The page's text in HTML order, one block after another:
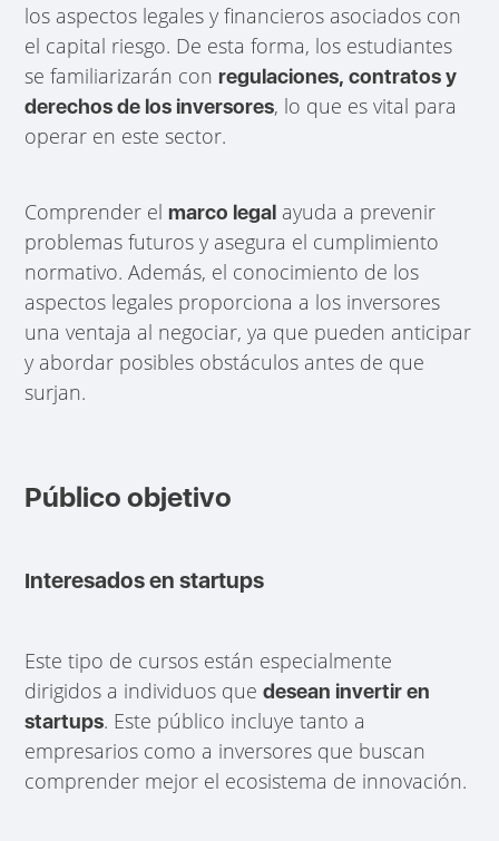
los aspectos legales y financieros asociados con
el capital riesgo. De esta forma, los estudiantes
se familiarizarán conregulaciones, contratos y
derechos de los inversores, lo que es vital para
operar en este sector.
Comprender elmarco legal ayuda a prevenir
problemas futuros y asegura el cumplimiento
normativo. Además, el conocimiento de los
aspectos legales proporciona a los inversores
una ventaja al negociar, ya que pueden anticipar
y abordar posibles obstáculos antes de que
surjan.
Público objetivo
Interesados en startups
Este tipo de cursos están especialmente
dirigidos a individuos quedesean invertir en
startups. Este público incluye tanto a
empresarios como a inversores que buscan
comprender mejor el ecosistema de innovación.